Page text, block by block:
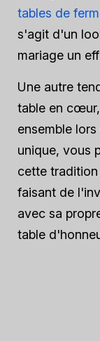
tables de
s'agit d'un
mariage un
Une autre
table en
ensemble
unique, vous
cette tradition
faisant de
avec sa
table